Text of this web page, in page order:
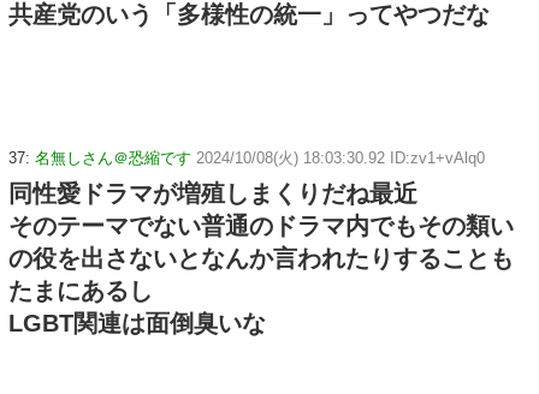
共産党のいう「多様性の統一」ってやつだな
37: 名無しさん＠恐縮です 2024/10/08(火) 18:03:30.92 ID:zv1+vAlq0
同性愛ドラマが増殖しまくりだね最近
そのテーマでない普通のドラマ内でもその類い
の役を出さないとなんか言われたりすることも
たまにあるし
LGBT関連は面倒臭いな